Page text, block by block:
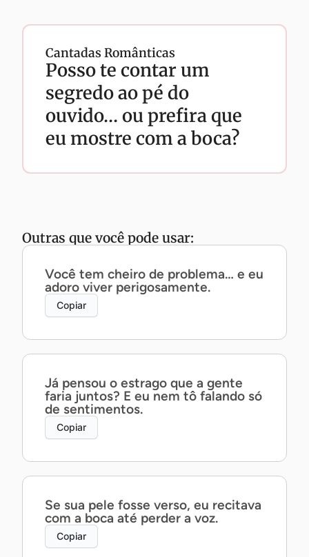
Cantadas Românticas
Posso te contar um
segredo ao pé do
ouvido… ou prefira que
eu mostre com a boca?
Outras que você pode usar:
Você tem cheiro de problema… e eu
adoro viver perigosamente.
Copiar
Já pensou o estrago que a gente
faria juntos? E eu nem tô falando só
de sentimentos.
Copiar
Se sua pele fosse verso, eu recitava
com a boca até perder a voz.
Copiar